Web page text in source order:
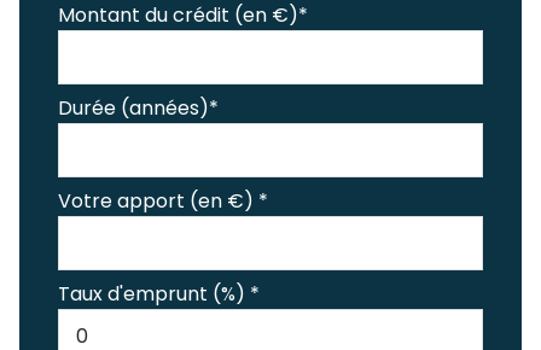
Montant du crédit (en €)*
Durée (années)*
Votre apport (en €) *
Taux d'emprunt (%) *